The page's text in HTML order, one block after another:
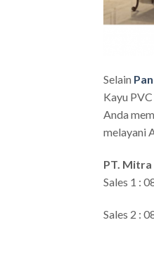
Selain
Kayu
Anda
melayani
PT. Mitra
Sales 1 :
Sales 2 :